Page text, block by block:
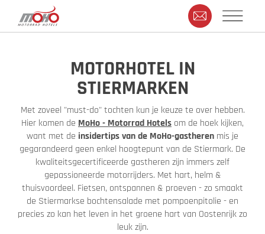
MOTORHOTEL IN
STIERMARKEN
Met zoveel "must-do" tochten kun je keuze te over hebben.
Hier komen de MoHo - Motorrad Hotels om de hoek kijken,
want met de insidertips van de MoHo-gastheren mis je
gegarandeerd geen enkel hoogtepunt van de Stiermark. De
kwaliteitsgecertificeerde gastheren zijn immers zelf
gepassioneerde motorrijders. Met hart, helm &
thuisvoordeel. Fietsen, ontspannen & proeven - zo smaakt
de Stiermarkse bochtensalade met pompoenpitolie - en
precies zo kan het leven in het groene hart van Oostenrijk zo
leuk zijn.